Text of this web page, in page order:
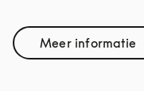
Meer informatie
Link